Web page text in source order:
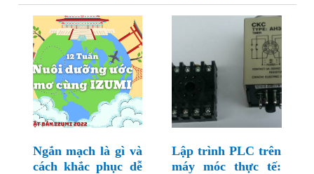
Ngắn mạch là gì và
cách khắc phục dễ
Lập trình PLC trên
máy móc thực tế: